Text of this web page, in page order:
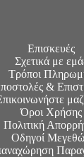
Επισκευές
Σχετικά με
Τρόποι
&
Όροι Χρήσης
Πολιτική
Οδηγοί